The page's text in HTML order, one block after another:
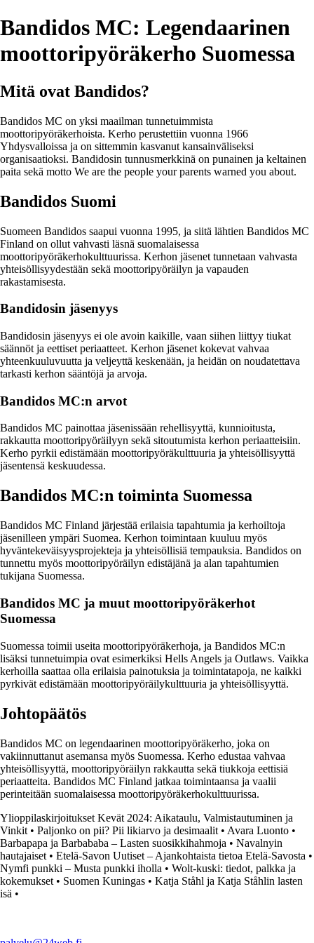
Bandidos MC: Legendaarinen
moottoripyöräkerho Suomessa
Mitä ovat Bandidos?
Bandidos MC on yksi maailman tunnetuimmista
moottoripyöräkerhoista. Kerho perustettiin vuonna 1966
Yhdysvalloissa ja on sittemmin kasvanut kansainväliseksi
organisaatioksi. Bandidosin tunnusmerkkinä on punainen ja keltainen
paita sekä motto We are the people your parents warned you about.
Bandidos Suomi
Suomeen Bandidos saapui vuonna 1995, ja siitä lähtien Bandidos MC
Finland on ollut vahvasti läsnä suomalaisessa
moottoripyöräkerhokulttuurissa. Kerhon jäsenet tunnetaan vahvasta
yhteisöllisyydestään sekä moottoripyöräilyn ja vapauden
rakastamisesta.
Bandidosin jäsenyys
Bandidosin jäsenyys ei ole avoin kaikille, vaan siihen liittyy tiukat
säännöt ja eettiset periaatteet. Kerhon jäsenet kokevat vahvaa
yhteenkuuluvuutta ja veljeyttä keskenään, ja heidän on noudatettava
tarkasti kerhon sääntöjä ja arvoja.
Bandidos MC:n arvot
Bandidos MC painottaa jäsenissään rehellisyyttä, kunnioitusta,
rakkautta moottoripyöräilyyn sekä sitoutumista kerhon periaatteisiin.
Kerho pyrkii edistämään moottoripyöräkulttuuria ja yhteisöllisyyttä
jäsentensä keskuudessa.
Bandidos MC:n toiminta Suomessa
Bandidos MC Finland järjestää erilaisia tapahtumia ja kerhoiltoja
jäsenilleen ympäri Suomea. Kerhon toimintaan kuuluu myös
hyväntekeväisyysprojekteja ja yhteisöllisiä tempauksia. Bandidos on
tunnettu myös moottoripyöräilyn edistäjänä ja alan tapahtumien
tukijana Suomessa.
Bandidos MC ja muut moottoripyöräkerhot
Suomessa
Suomessa toimii useita moottoripyöräkerhoja, ja Bandidos MC:n
lisäksi tunnetuimpia ovat esimerkiksi Hells Angels ja Outlaws. Vaikka
kerhoilla saattaa olla erilaisia painotuksia ja toimintatapoja, ne kaikki
pyrkivät edistämään moottoripyöräilykulttuuria ja yhteisöllisyyttä.
Johtopäätös
Bandidos MC on legendaarinen moottoripyöräkerho, joka on
vakiinnuttanut asemansa myös Suomessa. Kerho edustaa vahvaa
yhteisöllisyyttä, moottoripyöräilyn rakkautta sekä tiukkoja eettisiä
periaatteita. Bandidos MC Finland jatkaa toimintaansa ja vaalii
perinteitään suomalaisessa moottoripyöräkerhokulttuurissa.
Ylioppilaskirjoitukset Kevät 2024: Aikataulu, Valmistautuminen ja
Vinkit • Paljonko on pii? Pii likiarvo ja desimaalit • Avara Luonto •
Barbapapa ja Barbababa – Lasten suosikkihahmoja • Navalnyin
hautajaiset • Etelä-Savon Uutiset – Ajankohtaista tietoa Etelä-Savosta •
Nymfi punkki – Musta punkki iholla • Wolt-kuski: tiedot, palkka ja
kokemukset • Suomen Kuningas • Katja Ståhl ja Katja Ståhlin lasten
isä •